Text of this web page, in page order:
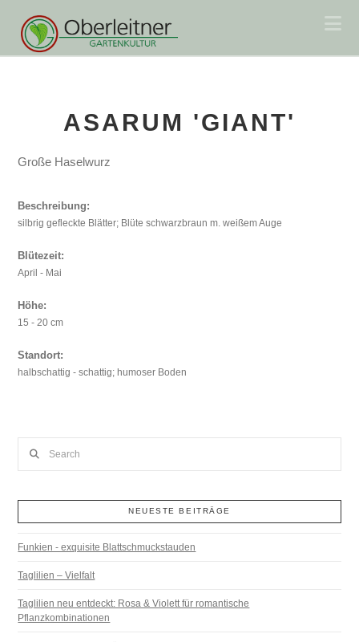
ASARUM 'GIANT'
Große Haselwurz
Beschreibung:
silbrig gefleckte Blätter; Blüte schwarzbraun m. weißem Auge
Blütezeit:
April - Mai
Höhe:
15 - 20 cm
Standort:
halbschattig - schattig; humoser Boden
NEUESTE BEITRÄGE
Funkien - exquisite Blattschmuckstauden
Taglilien – Vielfalt
Taglilien neu entdeckt: Rosa & Violett für romantische
Pflanzkombinationen